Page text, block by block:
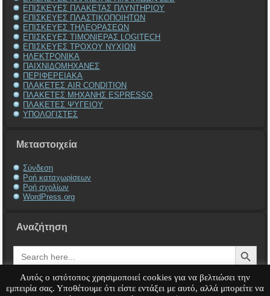
ΕΠΙΣΚΕΥΕΣ ΠΛΑΚΕΤΑΣ ΠΛΥΝΤΗΡΙΟΥ
ΕΠΙΣΚΕΥΕΣ ΠΛΑΣΤΙΚΟΠΟΙΗΤΩΝ
ΕΠΙΣΚΕΥΕΣ ΤΗΛΕΟΡΑΣΕΩΝ
ΕΠΙΣΚΕΥΕΣ ΤΙΜΟΝΙΕΡΑΣ LOGITECH
ΕΠΙΣΚΕΥΕΣ ΤΡΟΧΟΥ ΝΥΧΙΩΝ
ΗΛΕΚΤΡΟΝΙΚΑ
ΠΑΙΧΝΙΔΟΜΗΧΑΝΕΣ
ΠΕΡΙΦΕΡΕΙΑΚΑ
ΠΛΑΚΕΤΕΣ AIR CONDITION
ΠΛΑΚΕΤΕΣ ΜΗΧΑΝΗΣ ESPRESSO
ΠΛΑΚΕΤΕΣ ΨΥΓΕΙΟΥ
ΥΠΟΛΟΓΙΣΤΕΣ
Μεταστοιχεία
Σύνδεση
Ροή καταχωρίσεων
Ροή σχολίων
WordPress.org
Αναζήτηση
Search
for:
Search Button
Αυτός ο ιστότοπος χρησιμοποιεί cookies για να βελτιώσει την
εμπειρία σας. Υποθέτουμε ότι είστε εντάξει με αυτό, αλλά μπορείτε να